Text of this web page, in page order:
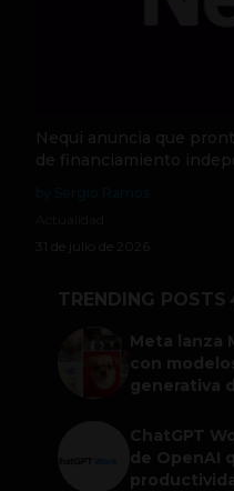
Nequi anuncia que
de financiamiento
31 de julio de 2026
TRENDING POSTS
Meta lanza
con
generativa
ChatGPT
de OpenAI